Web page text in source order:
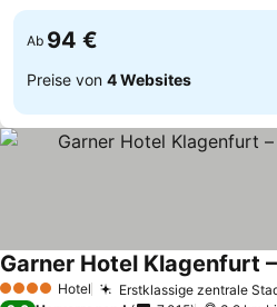
Ab 94 €
Preise von 4 Websites
4 Sterne Hotel Erstklassige zentrale